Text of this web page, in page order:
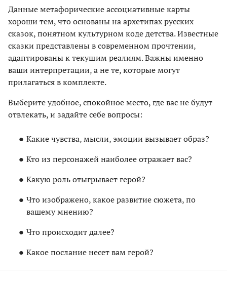
Данные метафорические ассоциативные карты
хороши тем, что основаны на архетипах русских
сказок, понятном культурном коде детства. Известные
сказки представлены в современном прочтении,
адаптированы к текущим реалиям. Важны именно
ваши интерпретации, а не те, которые могут
прилагаться в комплекте.
Выберите удобное, спокойное место, где вас не будут
отвлекать, и задайте себе вопросы:
Какие чувства, мысли, эмоции вызывает образ?
Кто из персонажей наиболее отражает вас?
Какую роль отыгрывает герой?
Что изображено, какое развитие сюжета, по
вашему мнению?
Что происходит далее?
Какое послание несет вам герой?